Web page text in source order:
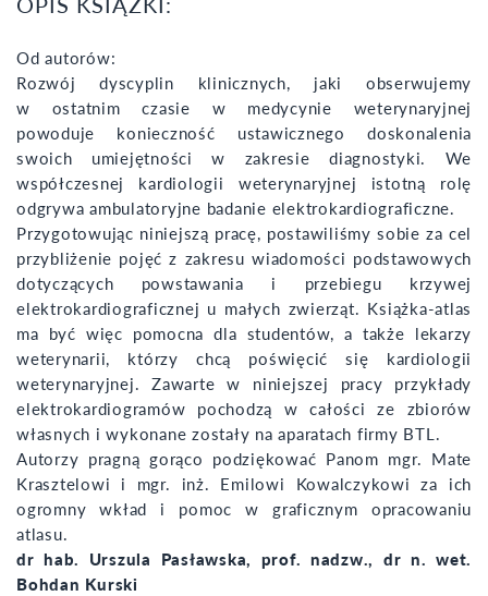
Od autorów:
Rozwój dyscyplin klinicznych, jaki obserwujemy
w ostatnim czasie w medycynie weterynaryjnej
powoduje konieczność ustawicznego doskonalenia
swoich umiejętności w zakresie diagnostyki. We
współczesnej kardiologii weterynaryjnej istotną rolę
odgrywa ambulatoryjne badanie elektrokardiograficzne.
Przygotowując niniejszą pracę, postawiliśmy sobie za cel
przybliżenie pojęć z zakresu wiadomości podstawowych
dotyczących powstawania i przebiegu krzywej
elektrokardiograficznej u małych zwierząt. Książka-atlas
ma być więc pomocna dla studentów, a także lekarzy
weterynarii, którzy chcą poświęcić się kardiologii
weterynaryjnej. Zawarte w niniejszej pracy przykłady
elektrokardiogramów pochodzą w całości ze zbiorów
własnych i wykonane zostały na aparatach firmy BTL.
Autorzy pragną gorąco podziękować Panom mgr. Mate
Krasztelowi i mgr. inż. Emilowi Kowalczykowi za ich
ogromny wkład i pomoc w graficznym opracowaniu
atlasu.
dr hab. Urszula Pasławska, prof. nadzw., dr n. wet.
Bohdan Kurski